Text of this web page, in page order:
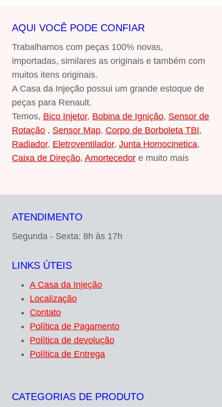
AQUI VOCÊ PODE CONFIAR
Trabalhamos com peças 100% novas,
importadas, similares as originais e também com
muitos itens originais.
A Casa da Injeção possui um grande estoque de
peças para Renault.
Temos, Bico Injetor, Bobina de Ignição, Sensor de
Rotação , Sensor Map, Corpo de Borboleta TBI,
Radiador, Eletroventilador, Junta Homocinetica,
Caixa de Direção, Amortecedor e muito mais
ATENDIMENTO
Segunda - Sexta: 8h às 17h
LINKS ÚTEIS
A Casa da Injeção
Localização
Contato
Política de Pagamento
Política de devolução
Política de Entrega
CATEGORIAS DE PRODUTO